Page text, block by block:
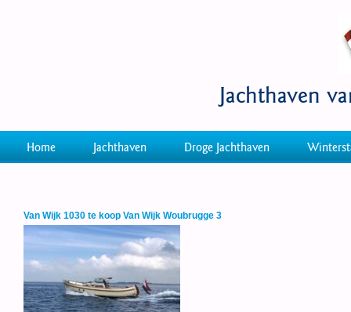
Jachthaven
Home Jachthaven Droge Jachthaven
Van Wijk 1030 te koop Van Wijk Woubrugge 3